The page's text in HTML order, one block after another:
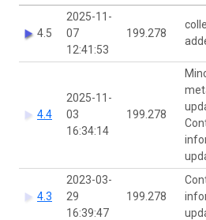
4.5
2025-11-
07
12:41:53
199.278
4.4
2025-11-
03
16:34:14
199.278
4.3
2023-03-
29
16:39:47
199.278